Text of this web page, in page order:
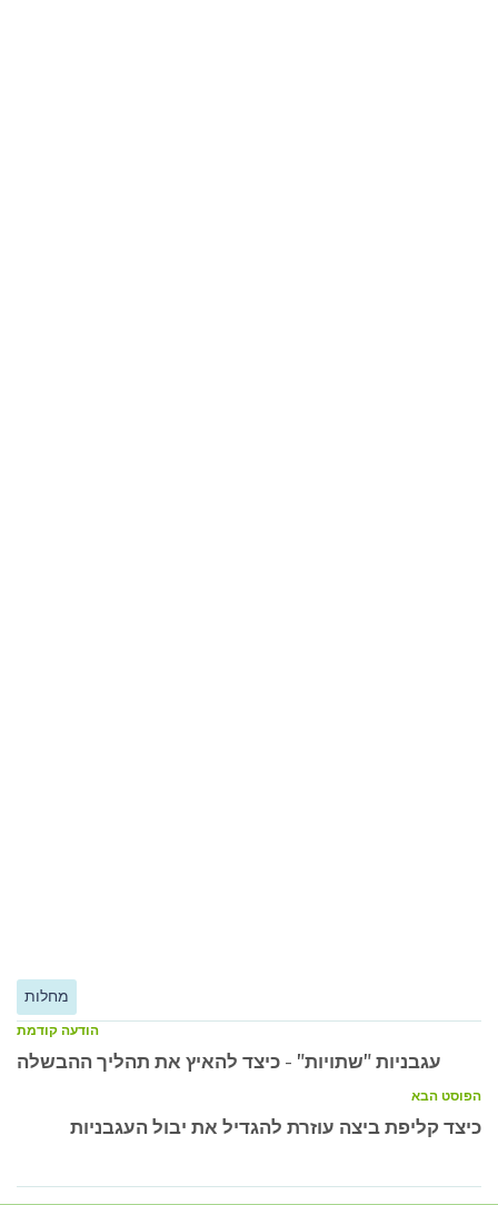
מחלות
הודעה קודמת
עגבניות "שתויות" - כיצד להאיץ את תהליך ההבשלה
הפוסט הבא
כיצד קליפת ביצה עוזרת להגדיל את יבול העגבניות